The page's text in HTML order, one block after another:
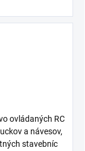
ovládaných RC
a návesov,
stavebníc